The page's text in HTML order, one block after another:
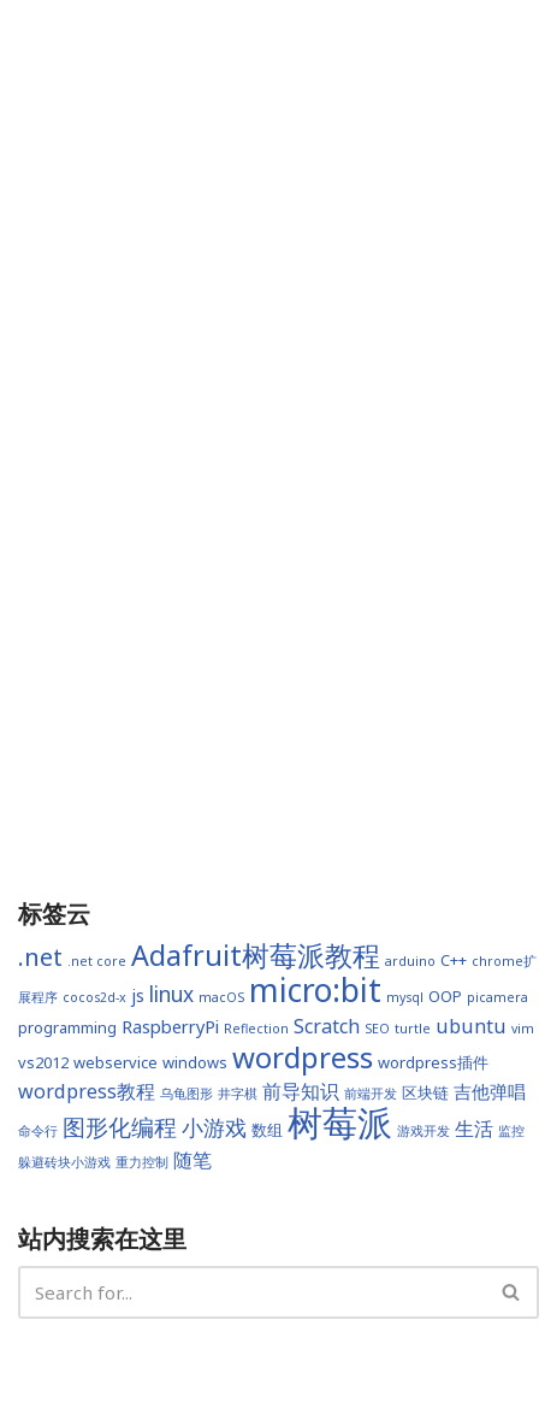
标签云
.net
.net core Adafruit树莓派教程 arduino C++ chrome扩
展程序 cocos2d-x js linux macOS micro:bit mysql OOP picamera
programming RaspberryPi Reflection Scratch SEO turtle ubuntu vim
vs2012 webservice windows wordpress wordpress插件
wordpress教程 乌龟图形 井字棋 前导知识 前端开发 区块链 吉他弹唱
命令行 图形化编程 小游戏 数组 树莓派 游戏开发 生活 监控
躲避砖块小游戏 重力控制 随笔
站内搜索在这里